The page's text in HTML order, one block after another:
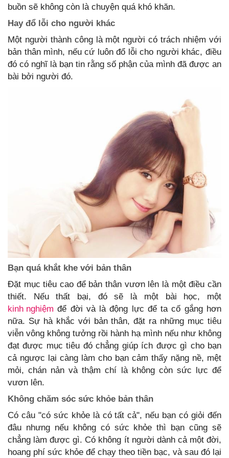
buồn sẽ không còn là chuyện quá khó khăn.
Hay đổ lỗi cho người khác
Một người thành công là một người có trách nhiệm với
bản thân mình, nếu cứ luôn đổ lỗi cho người khác, điều
đó có nghĩ là bạn tin rằng số phận của mình đã được an
bài bởi người đó.
Bạn quá khắt khe với bản thân
Đặt mục tiêu cao để bản thân vươn lên là một điều cần
thiết. Nếu thất bại, đó sẽ là một bài học, một
kinh nghiệm để đời và là động lực để ta cố gắng hơn
nữa. Sự hà khắc với bản thân, đặt ra những mục tiêu
viễn vông không tưởng rồi hành hạ mình nếu như không
đạt được mục tiêu đó chẳng giúp ích được gì cho bạn
cả ngược lại càng làm cho bạn cảm thấy nặng nề, mệt
mỏi, chán nản và thậm chí là không còn sức lực để
vươn lên.
Không chăm sóc sức khỏe bản thân
Có câu "có sức khỏe là có tất cả", nếu bạn có giỏi đến
đâu nhưng nếu không có sức khỏe thì bạn cũng sẽ
chẳng làm được gì. Có không ít người dành cả một đời,
hoang phí sức khỏe để chạy theo tiền bạc, và sau đó lại